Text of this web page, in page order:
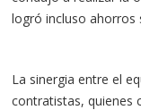
logró incluso ahorros
La sinergia entre el
contratistas, quienes